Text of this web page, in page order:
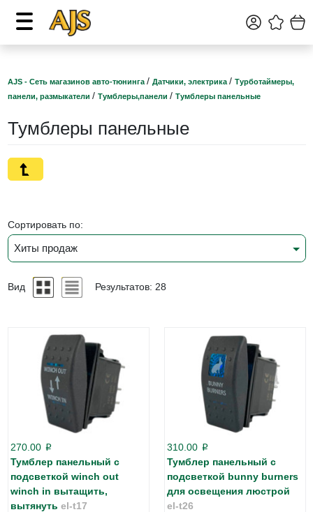
AJS - Сеть магазинов авто-тюнинга / Датчики, электрика / Турботаймеры,
панели, размыкатели / Тумблеры,панели / Тумблеры панельные
Тумблеры панельные
Сортировать по:
Хиты продаж
Вид Результатов: 28
270.00 p
Тумблер панельный с
подсветкой winch out
winch in вытащить,
вытянуть el-t17
310.00 p
Тумблер панельный с
подсветкой bunny burners
для освещения люстрой
el-t26